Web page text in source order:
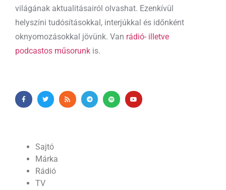
világának aktualitásairól olvashat. Ezenkívül
helyszíni tudósításokkal, interjúkkal és időnként
oknyomozásokkal jövünk. Van rádió- illetve
podcastos műsorunk is.
Sajtó
Márka
Rádió
TV